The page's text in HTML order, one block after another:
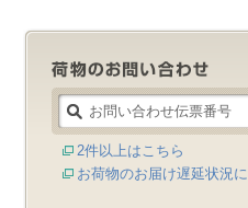
2件以上はこちら
お荷物のお届け遅延状況